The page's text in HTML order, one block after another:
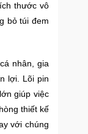
thước vô
bỏ túi đem
nhân, gia
lợi. Lõi pin
giúp việc
thiết kế
với chúng